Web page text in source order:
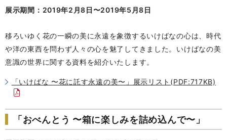
展示期間：2019年2月8日〜2019年5月8日
移ろいゆく花の一瞬の美に永遠を象徴するいけばなの心は、時代
や洋の東西を問わず人々の心を魅了してきました。いけばなの美
意識の世界に関する資料を紹介いたします。
「いけばな 〜花に託す永遠の美〜」展示リスト(PDF:717KB)
「おべんとう 〜箱に楽しみを詰め込んで〜」